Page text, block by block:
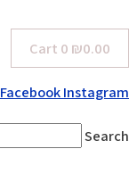
₪0.00
0
Cart
FacebookInstagram
Search